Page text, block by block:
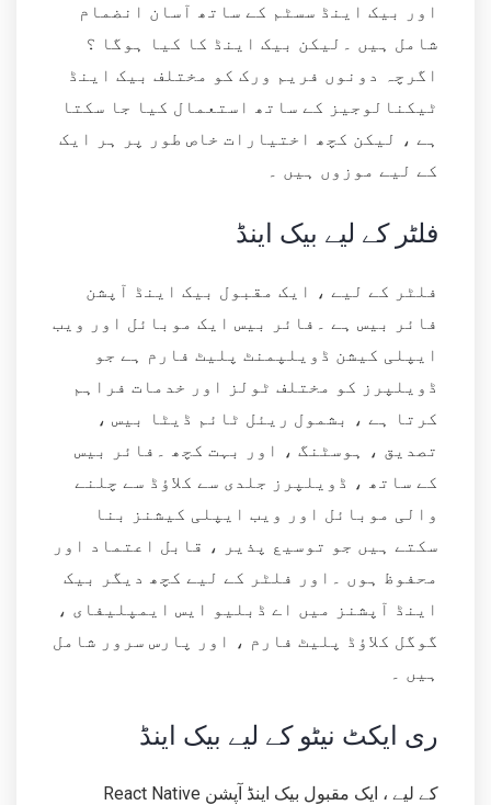
اور بیک اینڈ سسٹم کے ساتھ آسان انضمام
شامل ہیں ۔لیکن بیک اینڈ کا کیا ہوگا ؟
اگرچہ دونوں فریم ورک کو مختلف بیک اینڈ
ٹیکنالوجیز کے ساتھ استعمال کیا جا سکتا
ہے ، لیکن کچھ اختیارات خاص طور پر ہر ایک
کے لیے موزوں ہیں ۔
فلٹر کے لیے بیک اینڈ
فلٹر کے لیے ، ایک مقبول بیک اینڈ آپشن
فائر بیس ہے ۔فائر بیس ایک موبائل اور ویب
ایپلی کیشن ڈویلپمنٹ پلیٹ فارم ہے جو
ڈویلپرز کو مختلف ٹولز اور خدمات فراہم
کرتا ہے ، بشمول ریئل ٹائم ڈیٹا بیس ،
تصدیق ، ہوسٹنگ ، اور بہت کچھ ۔فائر بیس
کے ساتھ ، ڈویلپرز جلدی سے کلاؤڈ سے چلنے
والی موبائل اور ویب ایپلی کیشنز بنا
سکتے ہیں جو توسیع پذیر ، قابل اعتماد اور
محفوظ ہوں ۔اور فلٹر کے لیے کچھ دیگر بیک
اینڈ آپشنز میں اے ڈبلیو ایس ایمپلیفای ،
گوگل کلاؤڈ پلیٹ فارم ، اور پارس سرور شامل
ہیں ۔
ری ایکٹ نیٹو کے لیے بیک اینڈ
React Native کے لیے ، ایک مقبول بیک اینڈ آپشن